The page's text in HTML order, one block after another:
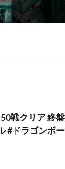
戦クリア 終盤
#ドラゴンボー